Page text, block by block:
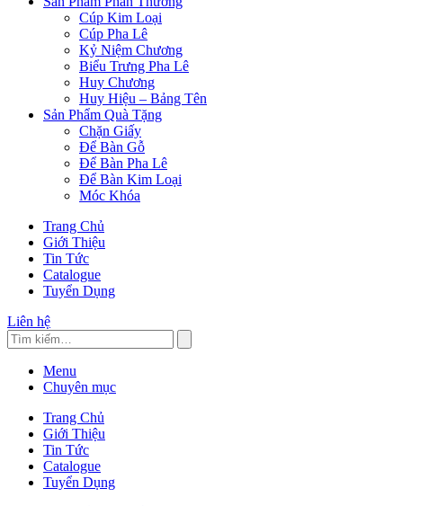
Cúp Kim Loại
Cúp Pha Lê
Kỷ Niệm Chương
Biểu Trưng Pha Lê
Huy Chương
Huy Hiệu – Bảng Tên
Sản Phẩm Quà Tặng
Chặn Giấy
Để Bàn Gỗ
Để Bàn Pha Lê
Để Bàn Kim Loại
Móc Khóa
Trang Chủ
Giới Thiệu
Tin Tức
Catalogue
Tuyển Dụng
Liên hệ
Menu
Chuyên mục
Trang Chủ
Giới Thiệu
Tin Tức
Catalogue
Tuyển Dụng